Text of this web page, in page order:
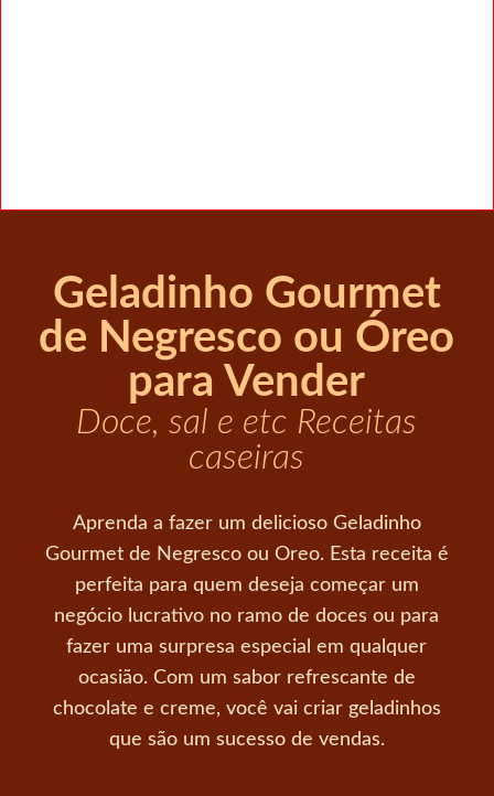
Geladinho Gourmet
de Negresco ou Óreo
para Vender
Doce, sal e etc Receitas
caseiras
Aprenda a fazer um delicioso Geladinho
Gourmet de Negresco ou Oreo. Esta receita é
perfeita para quem deseja começar um
negócio lucrativo no ramo de doces ou para
fazer uma surpresa especial em qualquer
ocasião. Com um sabor refrescante de
chocolate e creme, você vai criar geladinhos
que são um sucesso de vendas.